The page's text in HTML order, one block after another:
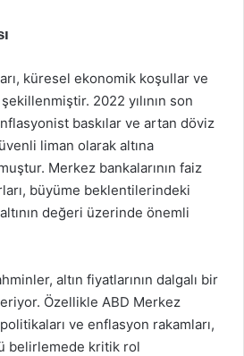
küresel ekonomik koşullar ve
2022 yılının son
baskılar ve artan döviz
liman olarak altına
Merkez bankalarının faiz
büyüme beklentilerindeki
değeri üzerinde önemli
altın fiyatlarının dalgalı bir
Özellikle ABD Merkez
politikaları ve enflasyon rakamları,
belirlemede kritik rol